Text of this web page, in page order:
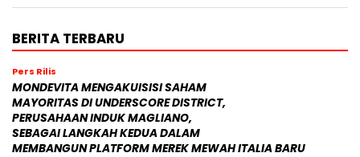
BERITA TERBARU
Pers Rilis
MONDEVITA MENGAKUISISI SAHAM
MAYORITAS DI UNDERSCORE DISTRICT,
PERUSAHAAN INDUK MAGLIANO,
SEBAGAI LANGKAH KEDUA DALAM
MEMBANGUN PLATFORM MEREK MEWAH ITALIA BARU